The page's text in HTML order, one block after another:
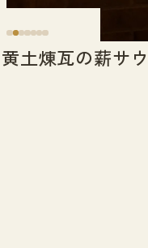
黄土煉瓦の薪サ